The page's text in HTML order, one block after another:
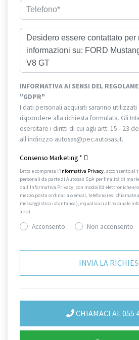
INFORMATIVA AI SENSI DEL
"GDPR"
I dati personali acquisiti saranno
rispondere alla richiesta formulata. Gli
esercitare i diritti di cui agli artt. 15 - 23
all'indirizzo autosas@pec.autosas.it.
Consenso Marketing *
Letta e compresa l’Informativa Privacy, acconsento
personali da parte di Autosas SpA per finalità di
dall’Informativa Privacy, con modalità elettroniche e/o
mezzo posta ordinaria o email, telefono (es.
messaggistica istantanea), e qualsiasi altro canale
app).
Acconsento Non acconsento
CHIAMACI AL 055